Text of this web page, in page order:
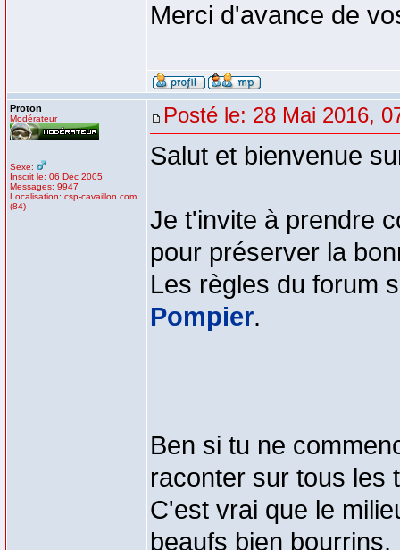
Merci d'avance de
Proton
Modérateur
Sexe:
Inscrit le: 06 Déc 2005
Messages: 9947
Localisation: csp-cavaillon.com
(84)
Posté le: 28 Mai 2016,
Salut et bienvenue
Je t'invite à prendre
pour préserver la
Les règles du forum
Pompier.
Ben si tu ne
raconter sur tous les
C'est vrai que le
beaufs bien